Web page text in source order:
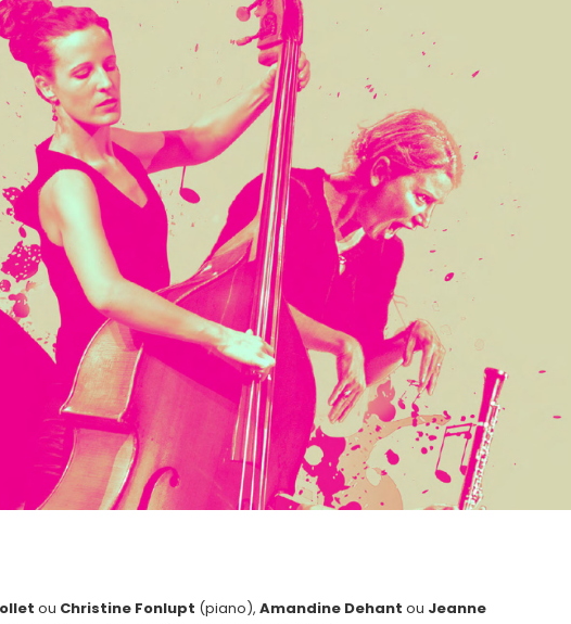
ou Christine Fonlupt (piano), Amandine Dehant ou Jeanne